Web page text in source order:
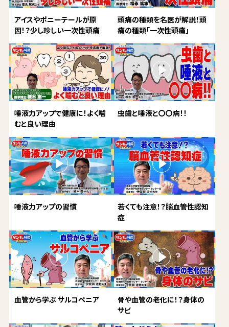
アイスやポニーテールが原
因！？少し珍しい一次性頭痛
頭痛の種類を名医が解説！頭
痛の種類「一次性頭痛」
唾液力アップで健康に！よく噛
むと良い理由
虫歯と唾液と〇〇病！！
唾液力アップの習慣
若くても注意！？脳血管性認知
症
血管から学ぶ サルコペニア
骨や血管の老化に！？身体の
サビ